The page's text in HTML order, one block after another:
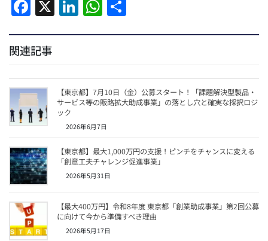
F
a
c
e
b
o
o
k
X Li
n
k
dI
n
W
h
at
A
p
p
関連記事
【東京都】7月10日（金）公募スタート！「課題解決型製品・
サービス等の販路拡大助成事業」の落とし穴と確実な採択ロジ
ック
2026年6月7日
【東京都】最大1,000万円の支援！ピンチをチャンスに変える
「創意工夫チャレンジ促進事業」
2026年5月31日
【最大400万円】令和8年度 東京都「創業助成事業」第2回公募
に向けて今から準備すべき理由
2026年5月17日